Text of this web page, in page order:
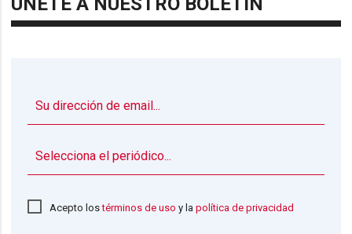
Acepto lostérminos de uso y lapolítica de privacidad